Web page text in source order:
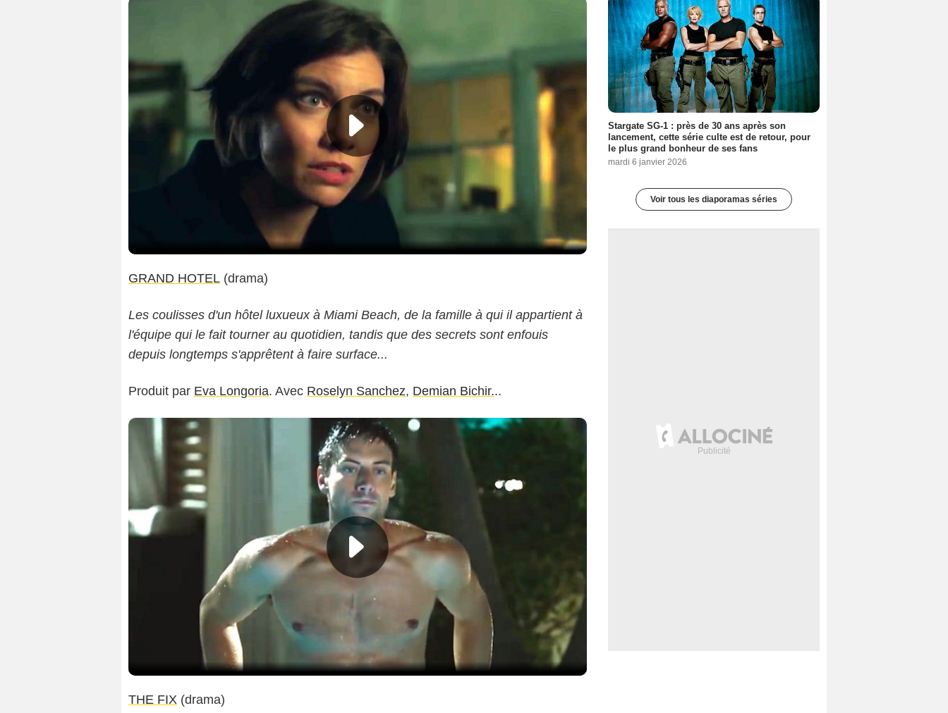
GRAND HOTEL (drama)
Les coulisses d'un hôtel luxueux à Miami Beach, de la famille à qui il appartient à
l'équipe qui le fait tourner au quotidien, tandis que des secrets sont enfouis
depuis longtemps s'apprêtent à faire surface...
Produit par Eva Longoria. Avec Roselyn Sanchez, Demian Bichir...
THE FIX (drama)
Stargate SG-1 : près de 30 ans après son
lancement, cette série culte est de retour, pour
le plus grand bonheur de ses fans
mardi 6 janvier 2026
Voir tous les diaporamas séries